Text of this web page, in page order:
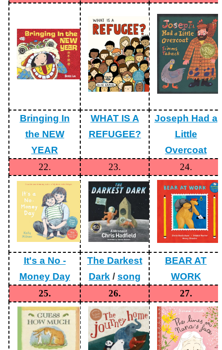
隱
私
權
保
護
安
Bringing In
the NEW
YEAR
WHAT IS A
REFUGEE?
Joseph Had a
Little
Overcoat
22.
23. 24.
It's a No -
Money Day
The Darkest
Dark / song
BEAR AT
WORK
25.
26. 27.